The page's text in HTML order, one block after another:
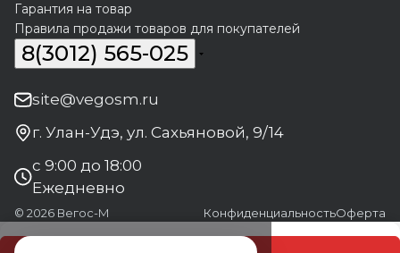
Гарантия на товар
Правила продажи товаров для покупателей
8(3012) 565-025
site@vegosm.ru
г. Улан-Удэ, ул. Сахьяновой, 9/14
с 9:00 до 18:00
Ежедневно
© 2026 Вегос-М КонфиденциальностьОферта